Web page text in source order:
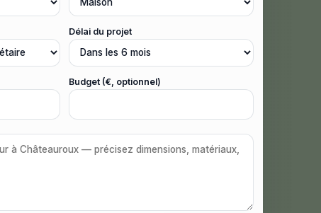
Délai du projet
Budget (€, optionnel)